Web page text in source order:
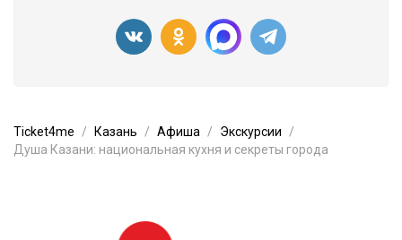
Ticket4me Казань Афиша
Экскурсии
Душа Казани: национальная кухня и секреты города